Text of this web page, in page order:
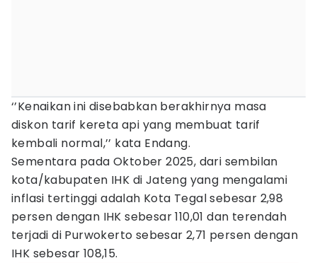
‘’Kenaikan ini disebabkan berakhirnya masa
diskon tarif kereta api yang membuat tarif
kembali normal,’’ kata Endang.
Sementara pada Oktober 2025, dari sembilan
kota/kabupaten IHK di Jateng yang mengalami
inflasi tertinggi adalah Kota Tegal sebesar 2,98
persen dengan IHK sebesar 110,01 dan terendah
terjadi di Purwokerto sebesar 2,71 persen dengan
IHK sebesar 108,15.